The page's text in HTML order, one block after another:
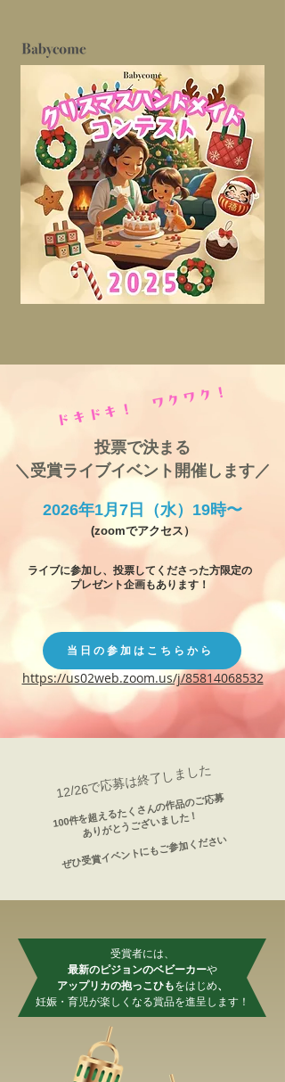
ドキドキ！ ワクワク！
投票で決まる
＼受賞ライブイベント開催します／
2026年1月7日（水）19時〜
(zoomでアクセス）
ライブに参加し、投票してくださった方限定の
プレゼント企画もあります！
当日の参加はこちらから
https://us02web.zoom.us/j/85814068532
12/26で応募は終了しました
100件を超えるたくさんの作品のご応募
ありがとうございました！
​​ぜひ受賞イベントにもご参加ください
受賞者には、
最新のピジョンのベビーカーや
アップリカの抱っこひもをはじめ、
妊娠・育児が楽しくなる賞品を進呈します！